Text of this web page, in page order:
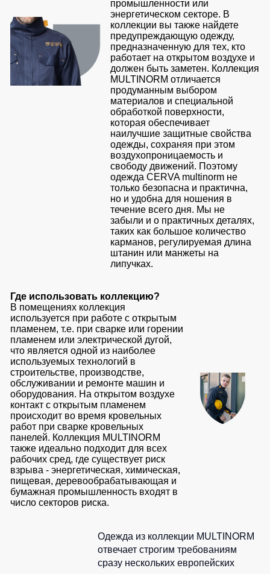
промышленности или
энергетическом секторе. В
коллекции вы также найдете
предупреждающую одежду,
предназначенную для тех, кто
работает на открытом воздухе и
должен быть заметен. Коллекция
MULTINORM отличается
продуманным выбором
материалов и специальной
обработкой поверхности,
которая обеспечивает
наилучшие защитные свойства
одежды, сохраняя при этом
воздухопроницаемость и
свободу движений. Поэтому
одежда CERVA multinorm не
только безопасна и практична,
но и удобна для ношения в
течение всего дня. Мы не
забыли и о практичных деталях,
таких как большое количество
карманов, регулируемая длина
штанин или манжеты на
липучках.
Где использовать коллекцию?
В помещениях коллекция
используется при работе с открытым
пламенем, т.е. при сварке или горении
пламенем или электрической дугой,
что является одной из наиболее
используемых технологий в
строительстве, производстве,
обслуживании и ремонте машин и
оборудования. На открытом воздухе
контакт с открытым пламенем
происходит во время кровельных
работ при сварке кровельных
панелей. Коллекция MULTINORM
также идеально подходит для всех
рабочих сред, где существует риск
взрыва - энергетическая, химическая,
пищевая, деревообрабатывающая и
бумажная промышленность входят в
число секторов риска.
Одежда из коллекции MULTINORM
отвечает строгим требованиям
сразу нескольких европейских